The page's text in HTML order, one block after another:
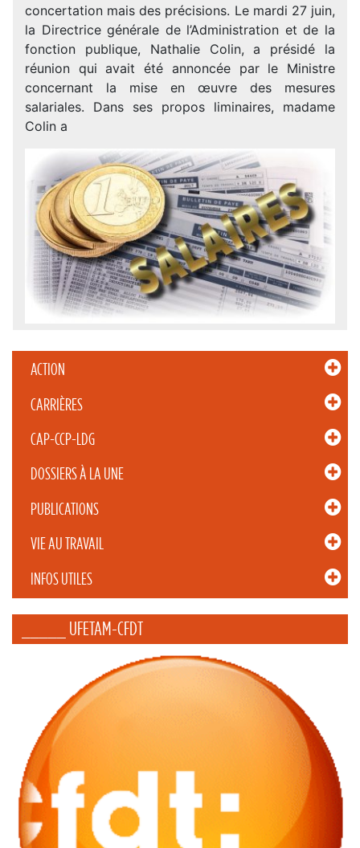
ACTION
CARRIÈRES
CAP-CCP-LDG
DOSSIERS À LA UNE
PUBLICATIONS
VIE AU TRAVAIL
INFOS UTILES
_____ UFETAM-CFDT
concertation mais des précisions. Le mardi 27 juin,
la Directrice générale de l’Administration et de la
fonction publique, Nathalie Colin, a présidé la
réunion qui avait été annoncée par le Ministre
concernant la mise en œuvre des mesures
salariales. Dans ses propos liminaires, madame
Colin a